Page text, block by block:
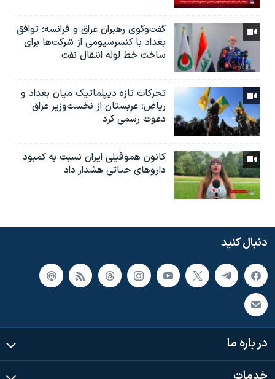
گفت‌وگوی رهبران عراق و فرانسه؛ توافق
بغداد با کنسرسیومی از شرکت‌ها برای
ساخت خط لوله انتقال نفت
تحرکات تازه دیپلماتیک میان بغداد و
ریاض؛ عربستان از نخست‌وزیر عراق
دعوت رسمی کرد
کانون هموفیلی ایران نسبت به کمبود
داروهای حیاتی هشدار داد
دنبال کنید
در باره ما